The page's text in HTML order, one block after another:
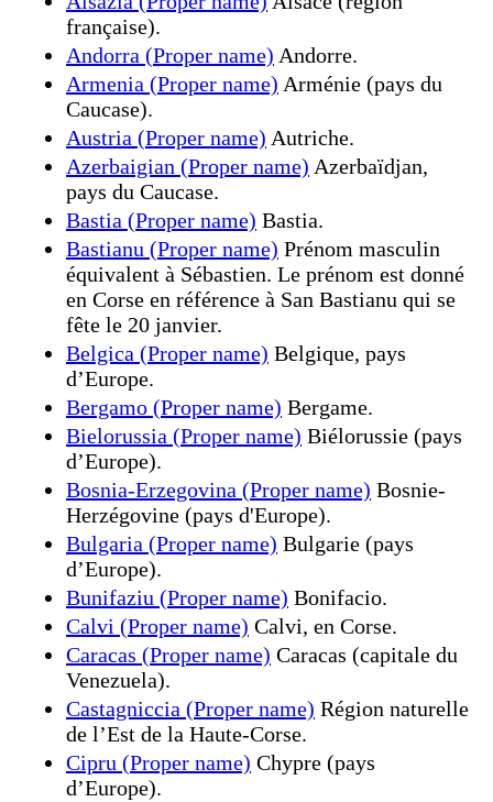
française).
Andorra (Proper name) Andorre.
Armenia (Proper name) Arménie (pays du
Caucase).
Austria (Proper name) Autriche.
Azerbaigian (Proper name) Azerbaïdjan,
pays du Caucase.
Bastia (Proper name) Bastia.
Bastianu (Proper name) Prénom masculin
équivalent à Sébastien. Le prénom est donné
en Corse en référence à San Bastianu qui se
fête le 20 janvier.
Belgica (Proper name) Belgique, pays
d’Europe.
Bergamo (Proper name) Bergame.
Bielorussia (Proper name) Biélorussie (pays
d’Europe).
Bosnia-Erzegovina (Proper name) Bosnie-
Herzégovine (pays d'Europe).
Bulgaria (Proper name) Bulgarie (pays
d’Europe).
Bunifaziu (Proper name) Bonifacio.
Calvi (Proper name) Calvi, en Corse.
Caracas (Proper name) Caracas (capitale du
Venezuela).
Castagniccia (Proper name) Région naturelle
de l’Est de la Haute-Corse.
Cipru (Proper name) Chypre (pays
d’Europe).